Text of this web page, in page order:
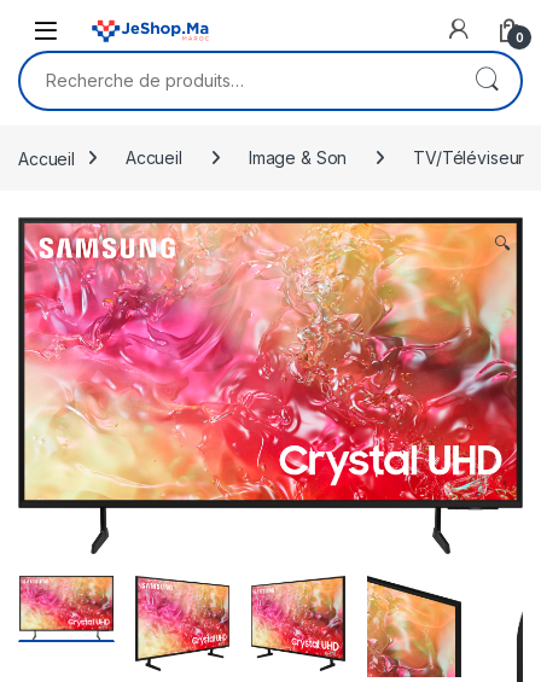
0
Recherche pour :
Accueil Accueil Image & Son TV/Téléviseur
🔍